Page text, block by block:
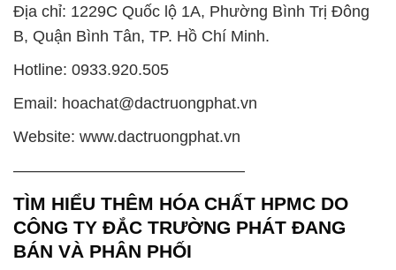
Địa chỉ: 1229C Quốc lộ 1A, Phường Bình Trị Đông
B, Quận Bình Tân, TP. Hồ Chí Minh.
Hotline: 0933.920.505
Email: hoachat@dactruongphat.vn
Website: www.dactruongphat.vn
——————————————–
TÌM HIỂU THÊM HÓA CHẤT HPMC DO
CÔNG TY ĐẮC TRƯỜNG PHÁT ĐANG
BÁN VÀ PHÂN PHỐI